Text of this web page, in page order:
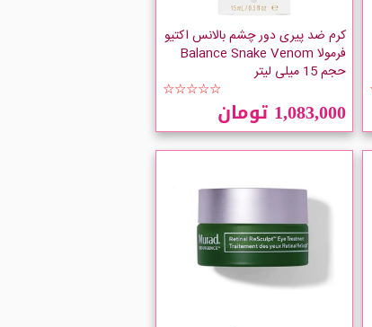
کرم ضد پیری دور چشم بالانس اکتیو
فرمولا Balance Snake Venom
حجم 15 میلی لیتر
☆☆☆☆☆
1,083,000 تومان